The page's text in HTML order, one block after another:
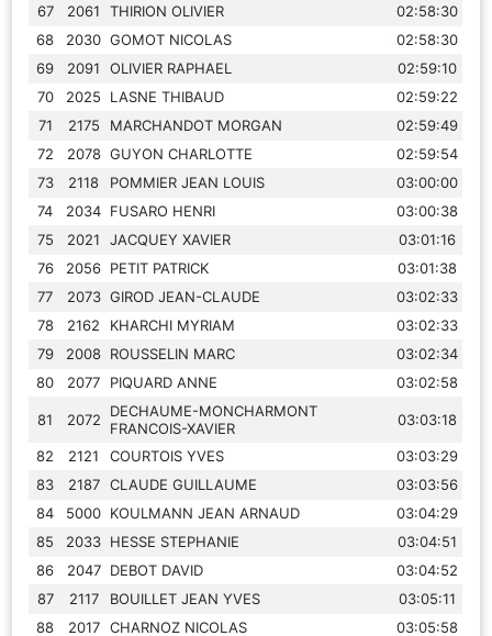
67
2061 THIRION OLIVIER
02:58:30
68
2030 GOMOT NICOLAS
02:58:30
69
2091 OLIVIER RAPHAEL
02:59:10
70
2025 LASNE THIBAUD
02:59:22
71
2175 MARCHANDOT MORGAN
02:59:49
72
2078 GUYON CHARLOTTE
02:59:54
73
2118 POMMIER JEAN LOUIS
03:00:00
74
2034 FUSARO HENRI
03:00:38
75
2021 JACQUEY XAVIER
03:01:16
76
2056 PETIT PATRICK
03:01:38
77
2073 GIROD JEAN-CLAUDE
03:02:33
78
2162 KHARCHI MYRIAM
03:02:33
79
2008 ROUSSELIN MARC
03:02:34
80
2077 PIQUARD ANNE 03:02:58
81 2072
DECHAUME-MONCHARMONT
FRANCOIS-XAVIER
03:03:18
82 2121 COURTOIS YVES
03:03:29
83
2187 CLAUDE GUILLAUME
03:03:56
84
5000 KOULMANN JEAN ARNAUD
03:04:29
85
2033 HESSE STEPHANIE
03:04:51
86
2047 DEBOT DAVID
03:04:52
87
2117 BOUILLET JEAN YVES
03:05:11
88
2017 CHARNOZ NICOLAS 03:05:58